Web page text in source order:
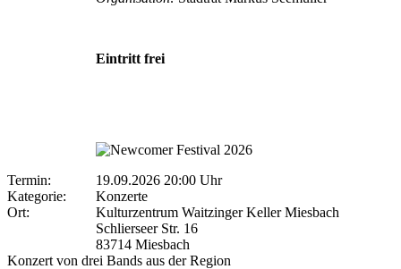
Eintritt frei
Termin:
19.09.2026 20:00 Uhr
Kategorie:
Konzerte
Ort:
Kulturzentrum Waitzinger Keller Miesbach
Schlierseer Str. 16
83714 Miesbach
Konzert von drei Bands aus der Region